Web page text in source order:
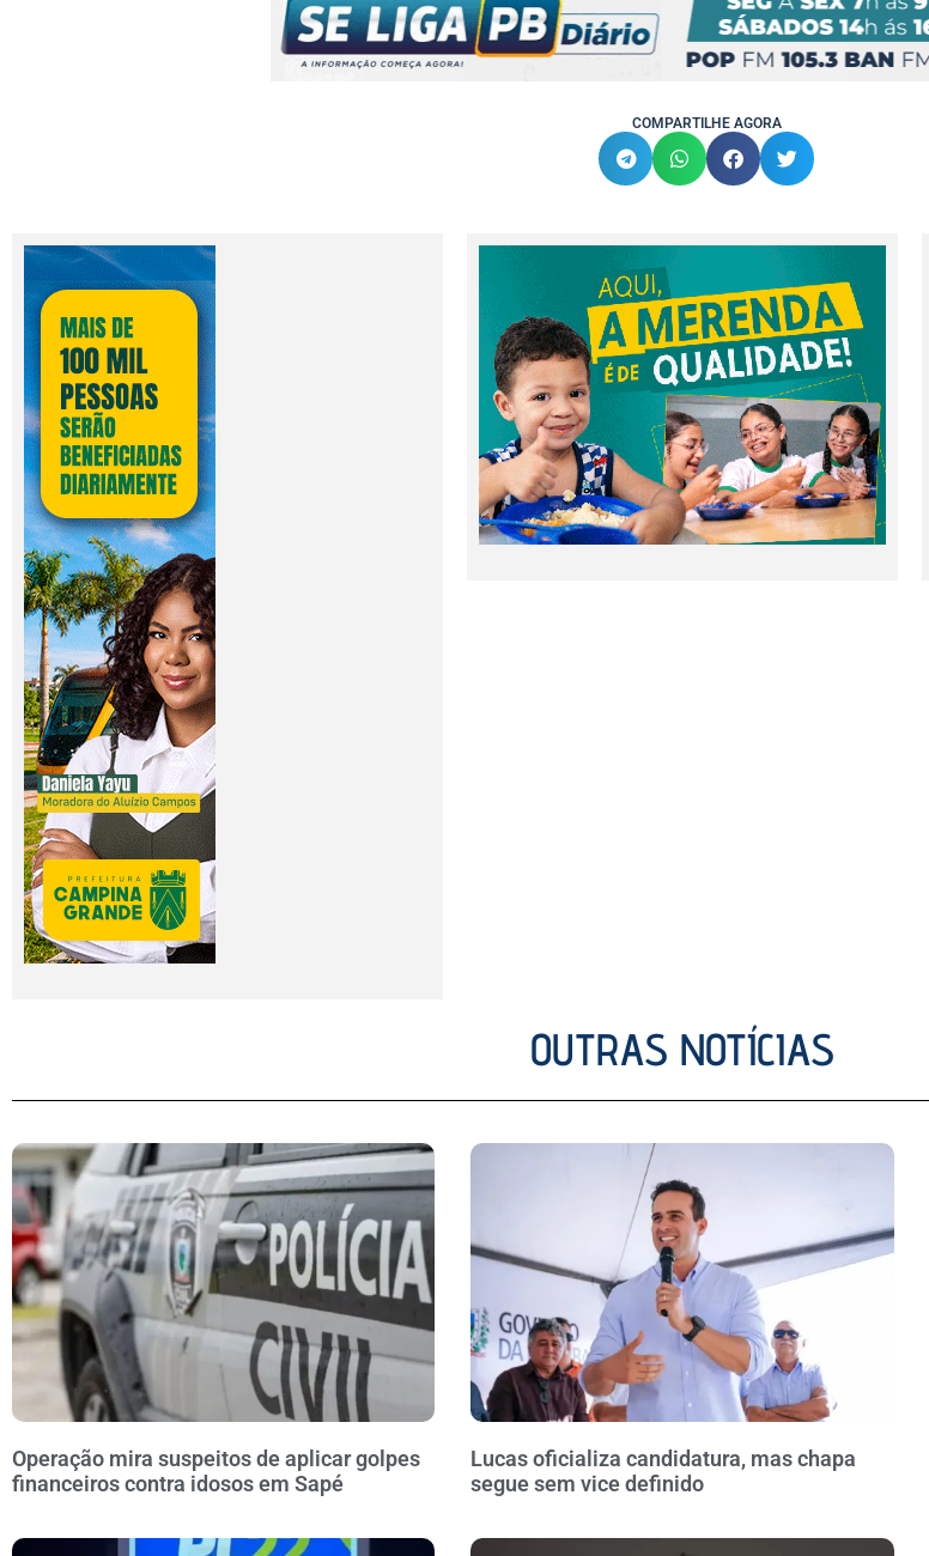
COMPARTILHE AGORA
OUTRAS NOTÍCIAS
Operação mira suspeitos de aplicar golpes
financeiros contra idosos em Sapé
Lucas oficializa candidatura, mas chapa
segue sem vice definido